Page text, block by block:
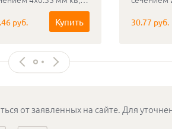
с
прокладки в
руб. Купить
композиции
условиях
30.77 руб.
от заявленных на сайте. Для